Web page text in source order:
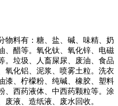
料有：糖、盐、碱、味精、奶
、醋等。氧化钛、氧化锌、电磁
。垃圾、人畜屎尿、废油、食品
氧化铝、泥浆、喷雾土粒。洗衣
漆、柠檬粉、纯碱、橡胶、塑料
、西药液体、中西药颗粒等。涂
液、造纸液、废水回收。